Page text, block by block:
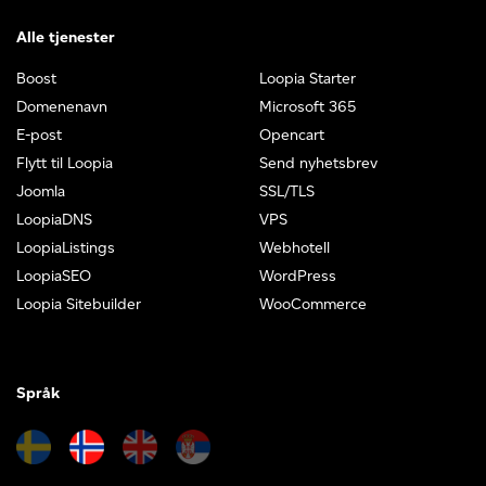
Alle tjenester
Boost
Domenenavn
E-post
Flytt til Loopia
Joomla
LoopiaDNS
LoopiaListings
LoopiaSEO
Loopia Sitebuilder
Loopia Starter
Microsoft 365
Opencart
Send nyhetsbrev
SSL/TLS
VPS
Webhotell
WordPress
WooCommerce
Språk